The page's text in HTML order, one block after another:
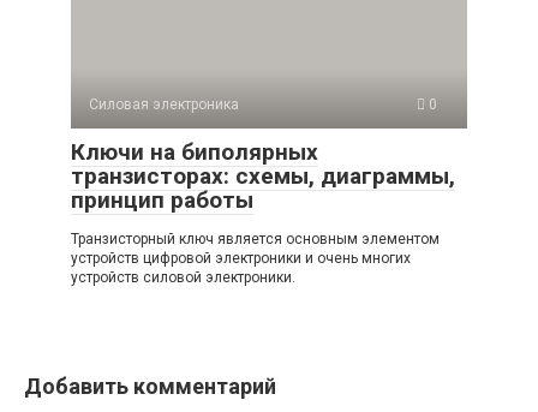
Силовая электроника 0
Ключи на биполярных
транзисторах: схемы, диаграммы,
принцип работы
Транзисторный ключ является основным элементом
устройств цифровой электроники и очень многих
устройств силовой электроники.
Добавить комментарий